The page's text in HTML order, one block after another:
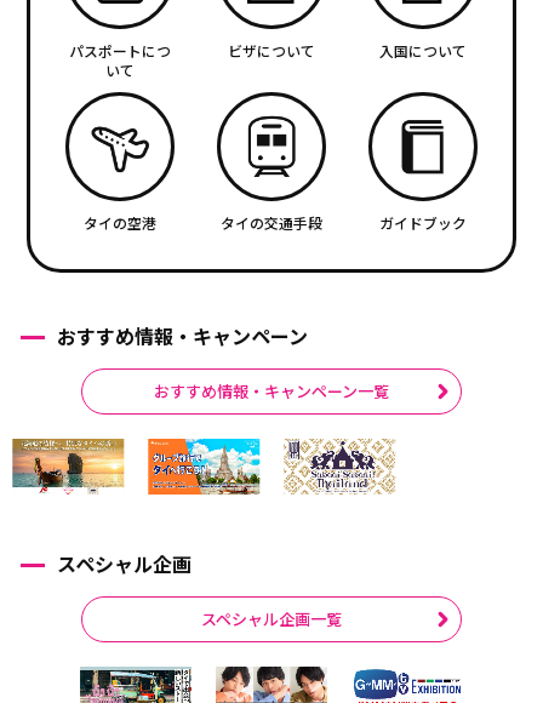
パスポートにつ
いて
ビザについて 入国について
タイの空港 タイの交通手段 ガイドブック
おすすめ情報・キャンペーン
おすすめ情報・キャンペーン一覧
スペシャル企画
スペシャル企画一覧